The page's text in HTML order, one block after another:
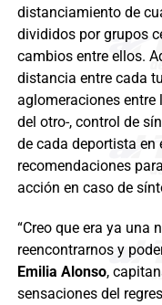
distanciamiento de
divididos por grupos
cambios entre ellos.
distancia entre cada
aglomeraciones entre
del otro-, control de
de cada deportista en
recomendaciones
acción en caso de
“Creo que era ya una
reencontrarnos y
Emilia Alonso,
sensaciones del